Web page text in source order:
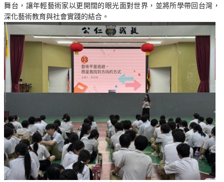
舞台，讓年輕藝術家以更開闊的眼光面對世界，並將所學帶回台灣，
深化藝術教育與社會實踐的結合。